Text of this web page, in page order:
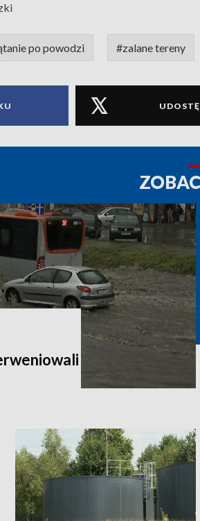
po powodzi #zalane tereny